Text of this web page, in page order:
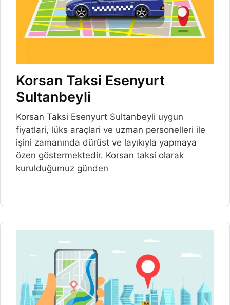
Korsan Taksi Esenyurt
Sultanbeyli
Korsan Taksi Esenyurt Sultanbeyli uygun
fiyatlari, lüks araçlari ve uzman personelleri ile
işini zamanında dürüst ve layıkıyla yapmaya
özen göstermektedir. Korsan taksi olarak
kurulduğumuz günden